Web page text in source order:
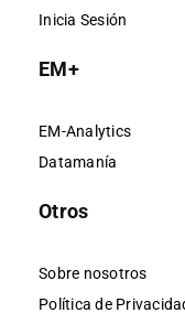
Inicia Sesión
EM+
EM-Analytics
Datamanía
Otros
Sobre nosotros
Política de